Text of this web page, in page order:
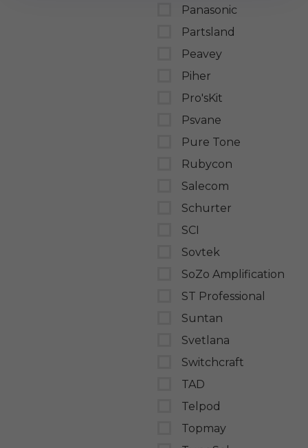
Panasonic
Partsland
Peavey
Piher
Pro'sKit
Psvane
Pure Tone
Rubycon
Salecom
Schurter
SCI
Sovtek
SoZo Amplification
ST Professional
Suntan
Svetlana
Switchcraft
TAD
Telpod
Topmay